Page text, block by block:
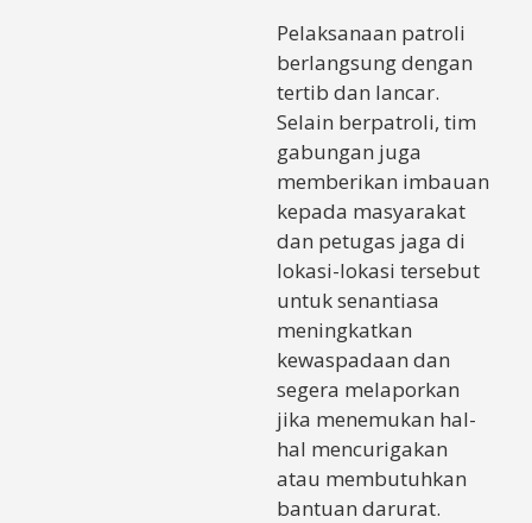
Pelaksanaan patroli
berlangsung dengan
tertib dan lancar.
Selain berpatroli, tim
gabungan juga
memberikan imbauan
kepada masyarakat
dan petugas jaga di
lokasi-lokasi tersebut
untuk senantiasa
meningkatkan
kewaspadaan dan
segera melaporkan
jika menemukan hal-
hal mencurigakan
atau membutuhkan
bantuan darurat.